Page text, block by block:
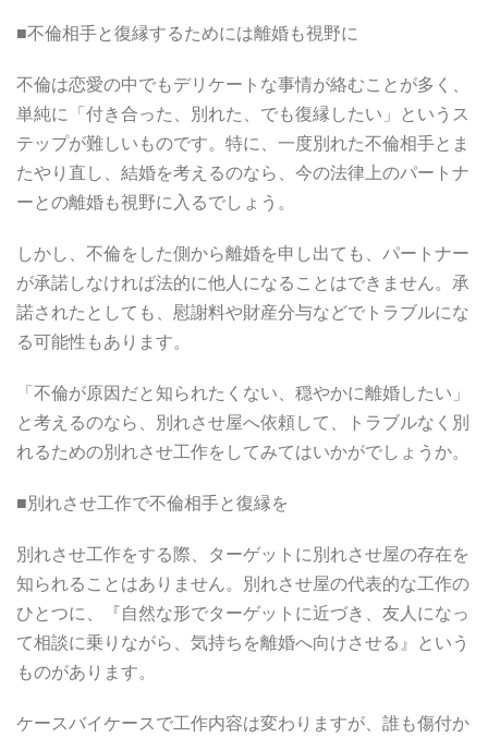
■不倫相手と復縁するためには離婚も視野に
不倫は恋愛の中でもデリケートな事情が絡むことが多く、
単純に「付き合った、別れた、でも復縁したい」というス
テップが難しいものです。特に、一度別れた不倫相手とま
たやり直し、結婚を考えるのなら、今の法律上のパートナ
ーとの離婚も視野に入るでしょう。
しかし、不倫をした側から離婚を申し出ても、パートナー
が承諾しなければ法的に他人になることはできません。承
諾されたとしても、慰謝料や財産分与などでトラブルにな
る可能性もあります。
「不倫が原因だと知られたくない、穏やかに離婚したい」
と考えるのなら、別れさせ屋へ依頼して、トラブルなく別
れるための別れさせ工作をしてみてはいかがでしょうか。
■別れさせ工作で不倫相手と復縁を
別れさせ工作をする際、ターゲットに別れさせ屋の存在を
知られることはありません。別れさせ屋の代表的な工作の
ひとつに、『自然な形でターゲットに近づき、友人になっ
て相談に乗りながら、気持ちを離婚へ向けさせる』という
ものがあります。
ケースバイケースで工作内容は変わりますが、誰も傷付か